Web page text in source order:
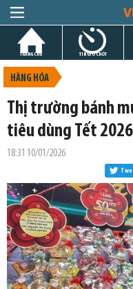
TRANG CHỦ TIN GIỜ CHÓT
HÀNG HÓA
Thị trường bánh
tiêu dùng Tết 2026
18:31 10/01/2026